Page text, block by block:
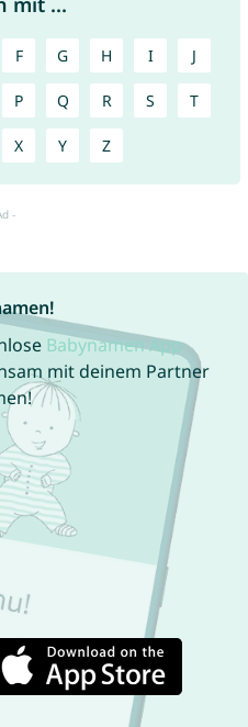
F G H I J
P Q R S T
X Y Z
Babynamen App
mit deinem Partner